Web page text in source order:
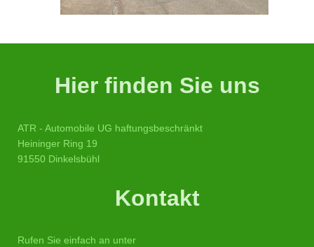
Hier finden Sie uns
ATR - Automobile UG haftungsbeschränkt
Heininger Ring 19
91550 Dinkelsbühl
Kontakt
Rufen Sie einfach an unter